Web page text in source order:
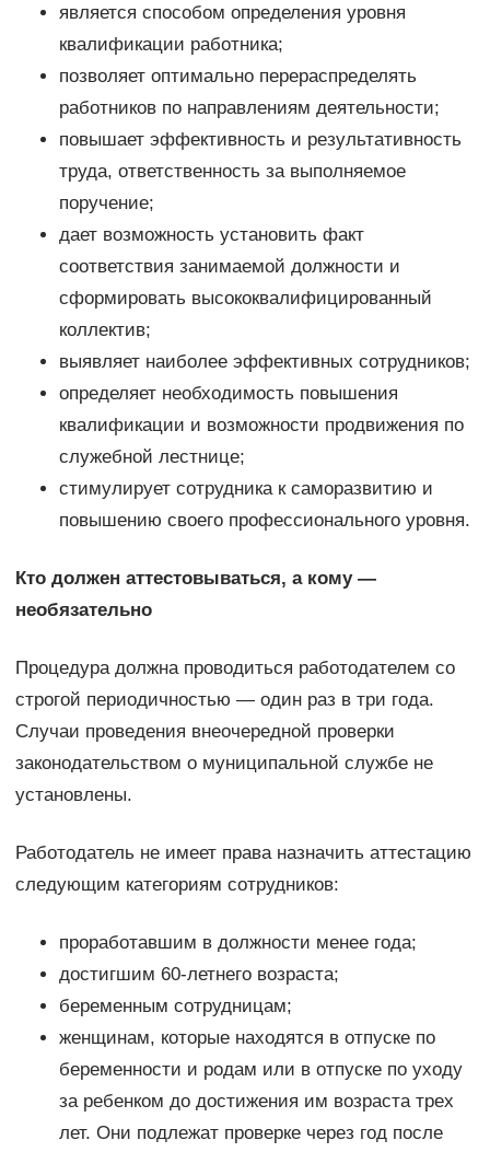
является способом определения уровня
квалификации работника;
позволяет оптимально перераспределять
работников по направлениям деятельности;
повышает эффективность и результативность
труда, ответственность за выполняемое
поручение;
дает возможность установить факт
соответствия занимаемой должности и
сформировать высококвалифицированный
коллектив;
выявляет наиболее эффективных сотрудников;
определяет необходимость повышения
квалификации и возможности продвижения по
служебной лестнице;
стимулирует сотрудника к саморазвитию и
повышению своего профессионального уровня.
Кто должен аттестовываться, а кому —
необязательно
Процедура должна проводиться работодателем со
строгой периодичностью — один раз в три года.
Случаи проведения внеочередной проверки
законодательством о муниципальной службе не
установлены.
Работодатель не имеет права назначить аттестацию
следующим категориям сотрудников:
проработавшим в должности менее года;
достигшим 60-летнего возраста;
беременным сотрудницам;
женщинам, которые находятся в отпуске по
беременности и родам или в отпуске по уходу
за ребенком до достижения им возраста трех
лет. Они подлежат проверке через год после